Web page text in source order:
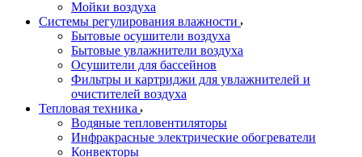
Мойки воздуха
Системы регулирования влажности
Бытовые осушители воздуха
Бытовые увлажнители воздуха
Осушители для бассейнов
Фильтры и картриджи для увлажнителей и
очистителей воздуха
Тепловая техника
Водяные тепловентиляторы
Инфракрасные электрические обогреватели
Конвекторы